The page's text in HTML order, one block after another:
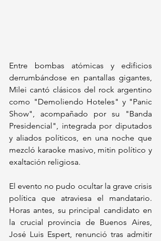
Entre bombas atómicas y edificios
derrumbándose en pantallas gigantes,
Milei cantó clásicos del rock argentino
como "Demoliendo Hoteles" y "Panic
Show", acompañado por su "Banda
Presidencial", integrada por diputados
y aliados políticos, en una noche que
mezcló karaoke masivo, mitin político y
exaltación religiosa.
El evento no pudo ocultar la grave crisis
política que atraviesa el mandatario.
Horas antes, su principal candidato en
la crucial provincia de Buenos Aires,
José Luis Espert, renunció tras admitir